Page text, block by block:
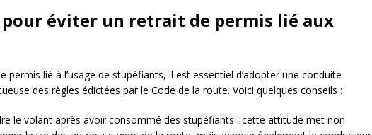
pour éviter un retrait de permis lié aux
permis lié à l’usage de stupéfiants, il est essentiel d’adopter une conduite
des règles édictées par le Code de la route. Voici quelques conseils :
le volant après avoir consommé des stupéfiants : cette attitude met non